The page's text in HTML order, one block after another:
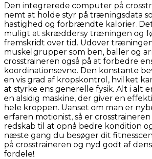
Den integrerede computer på
nemt at holde styr på træningsdata
hastighed og forbrændte kalorier.
muligt at skræddersy træningen og
fremskridt over tid. Udover
muskelgrupper som ben, baller og
crosstraineren også på at forbedre
koordinationsevne. Den konstante
en vis grad af kropskontrol, hvilket
at styrke ens generelle fysik. Alt i alt
en alsidig maskine, der giver en
hele kroppen. Uanset om man er
erfaren motionist, så er
redskab til at opnå bedre kondition
næste gang du besøger dit
på crosstraineren og nyd godt af
fordele!.